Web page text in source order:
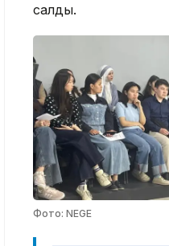
салды.
Фото: NEGE